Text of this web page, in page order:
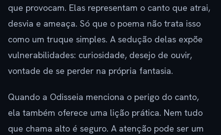
que provocam. Elas representam o canto que atrai,
desvia e ameaça. Só que o poema não trata isso
como um truque simples. A sedução delas expõe
vulnerabilidades: curiosidade, desejo de ouvir,
vontade de se perder na própria fantasia.
Quando a Odisseia menciona o perigo do canto,
ela também oferece uma lição prática. Nem tudo
que chama alto é seguro. A atenção pode ser um